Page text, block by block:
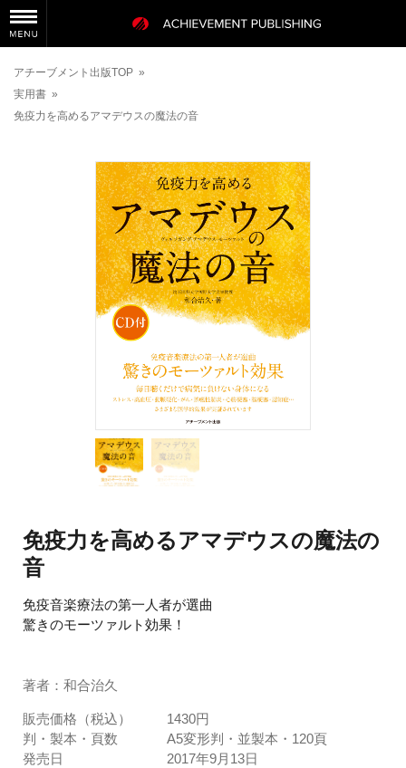
アチーブメント出版TOP »
実用書 »
免疫力を高めるアマデウスの魔法の音
免疫力を高めるアマデウスの魔法の
音
免疫音楽療法の第一人者が選曲
驚きのモーツァルト効果！
著者：和合治久
販売価格（税込）
1430円
判・製本・頁数
A5変形判・並製本・120頁
発売日
2017年9月13日